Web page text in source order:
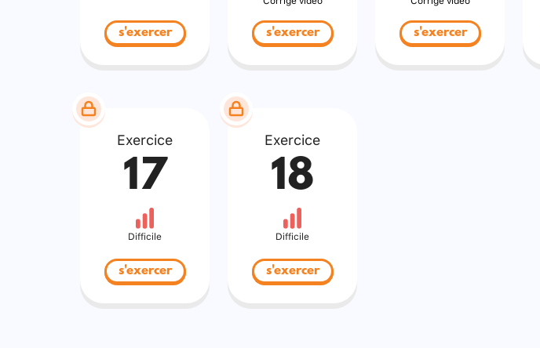
s'exercer s'exercer s'exercer
Exercice
17
Difficile
s'exercer
Exercice
18
Difficile
s'exercer